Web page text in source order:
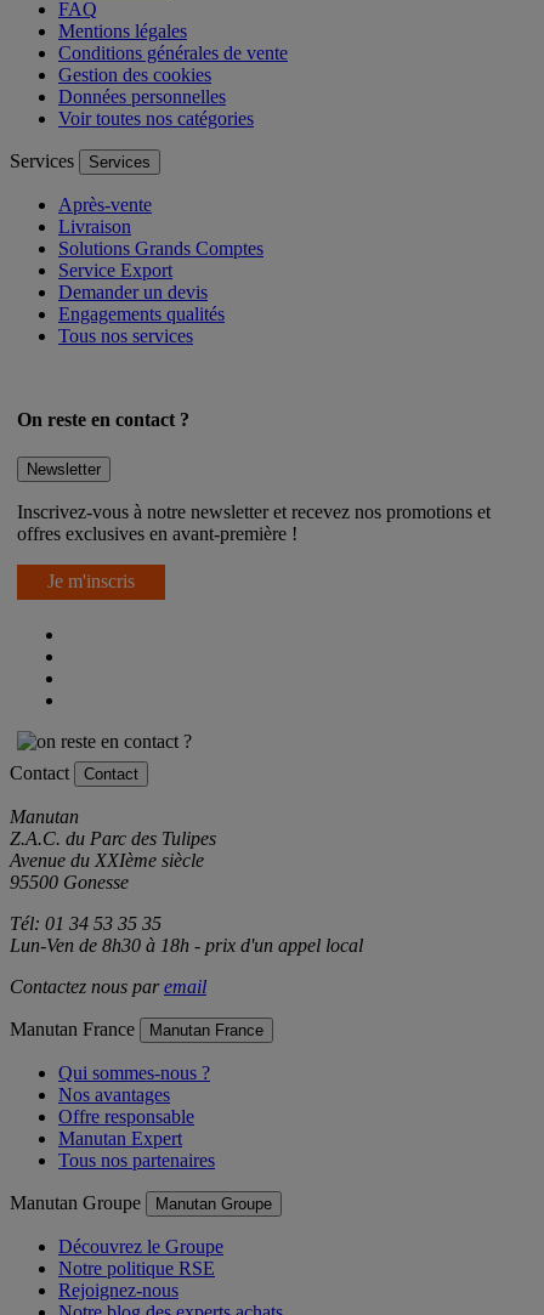
FAQ
Mentions légales
Conditions générales de vente
Gestion des cookies
Données personnelles
Voir toutes nos catégories
Services Services
Après-vente
Livraison
Solutions Grands Comptes
Service Export
Demander un devis
Engagements qualités
Tous nos services
On reste en contact ?
Newsletter
Inscrivez-vous à notre newsletter et recevez nos promotions et
offres exclusives en avant-première !
Je m'inscris
Contact Contact
Manutan
Z.A.C. du Parc des Tulipes
Avenue du XXIème siècle
95500 Gonesse
Tél: 01 34 53 35 35
Lun-Ven de 8h30 à 18h - prix d'un appel local
Contactez nous paremail
Manutan France Manutan France
Qui sommes-nous ?
Nos avantages
Offre responsable
Manutan Expert
Tous nos partenaires
Manutan Groupe Manutan Groupe
Découvrez le Groupe
Notre politique RSE
Rejoignez-nous